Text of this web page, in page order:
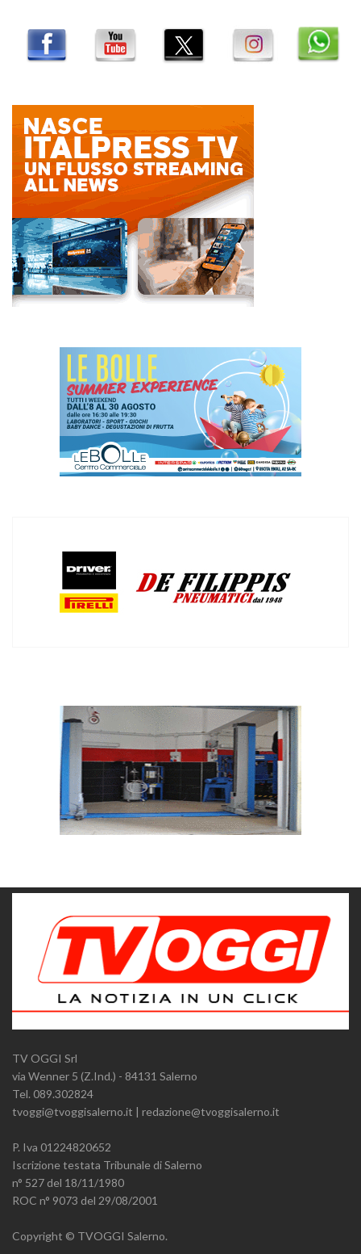
TV OGGI Srl
via Wenner 5 (Z.Ind.) - 84131 Salerno
Tel. 089.302824
tvoggi@tvoggisalerno.it | redazione@tvoggisalerno.it
P. Iva 01224820652
Iscrizione testata Tribunale di Salerno
n° 527 del 18/11/1980
ROC n° 9073 del 29/08/2001
Copyright © TVOGGI Salerno.